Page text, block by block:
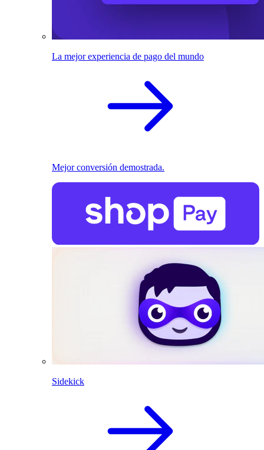
La mejor experiencia de pago del mundo
Mejor conversión demostrada.
Sidekick